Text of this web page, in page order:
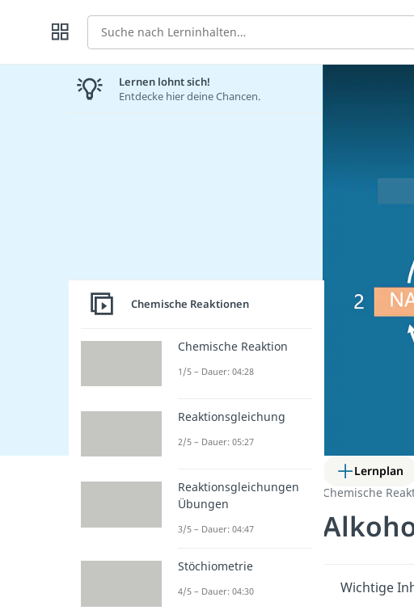
Suche
Lernplan
Chemische
Wichtige
Lernen lohnt sich!
Entdecke hier deine Chancen.
Chemische Reaktionen
Chemische Reaktion
1/5 – Dauer: 04:28
Reaktionsgleichung
2/5 – Dauer: 05:27
Reaktionsgleichungen
Übungen
3/5 – Dauer: 04:47
Stöchiometrie
4/5 – Dauer: 04:30